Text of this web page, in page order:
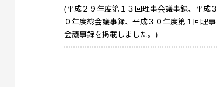
(平成２９年度第１３回理事会議事録、平成３
０年度総会議事録、平成３０年度第１回理事
会議事録を掲載しました。)